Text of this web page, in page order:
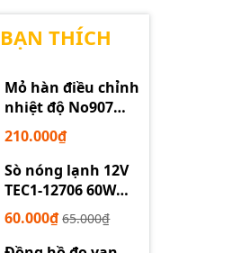
BẠN THÍCH
Mỏ hàn điều chỉnh
nhiệt độ No907
60W 220V loại tốt
210.000₫
Sò nóng lạnh 12V
TEC1-12706 60W
12710 100W 12715
150W
60.000₫ 65.000₫